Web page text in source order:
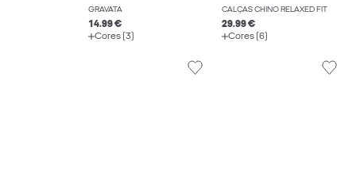
GRAVATA
14.99 €
Cores (3)
CALÇAS CHINO RELAXED FIT
29.99 €
Cores (6)